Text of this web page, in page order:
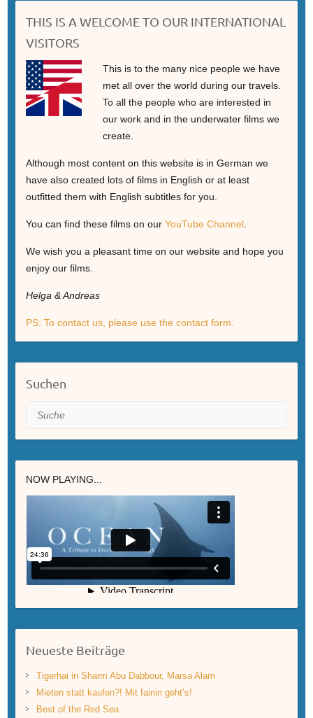
THIS IS A WELCOME TO OUR INTERNATIONAL
VISITORS
This is to the many nice people we have
met all over the world during our travels.
To all the people who are interested in
our work and in the underwater films we
create.
Although most content on this website is in German we
have also created lots of films in English or at least
outfitted them with English subtitles for you.
You can find these films on our YouTube Channel.
We wish you a pleasant time on our website and hope you
enjoy our films.
Helga & Andreas
PS: To contact us, please use the contact form.
Suchen
Suche
NOW PLAYING...
Neueste Beiträge
Tigerhai in Sharm Abu Dabbour, Marsa Alam
Mieten statt kaufen?! Mit fainin geht’s!
Best of the Red Sea